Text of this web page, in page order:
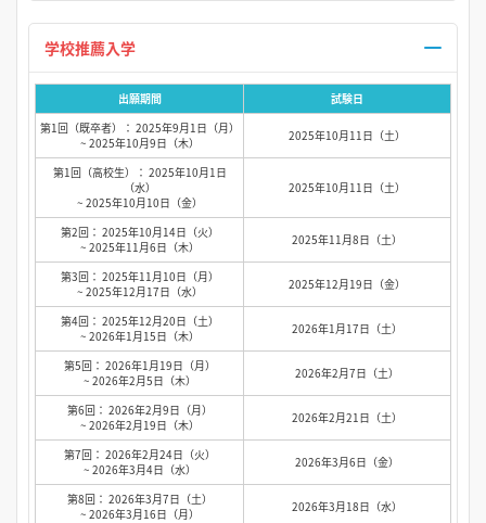
出願期間
試験日
第1回（既卒者）： 2025年9月1日（月）
~ 2025年10月9日（木）
2025年10月11日（土）
第1回（高校生）： 2025年10月1日
（水）
~ 2025年10月10日（金）
2025年10月11日（土）
第2回： 2025年10月14日（火）
~ 2025年11月6日（木）
2025年11月8日（土）
第3回： 2025年11月10日（月）
~ 2025年12月17日（水）
2025年12月19日（金）
第4回： 2025年12月20日（土）
~ 2026年1月15日（木）
2026年1月17日（土）
第5回： 2026年1月19日（月）
~ 2026年2月5日（木）
2026年2月7日（土）
第6回： 2026年2月9日（月）
~ 2026年2月19日（木）
2026年2月21日（土）
第7回： 2026年2月24日（火）
~ 2026年3月4日（水）
2026年3月6日（金）
第8回： 2026年3月7日（土）
~ 2026年3月16日（月）
2026年3月18日（水）